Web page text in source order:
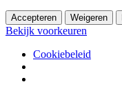
Accepteren Weigeren
Bekijk voorkeuren
Cookiebeleid